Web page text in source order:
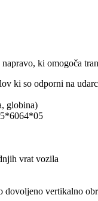
napravo, ki omogoča
ki so odporni na
globina)
vrat vozila
dovoljeno vertikalno